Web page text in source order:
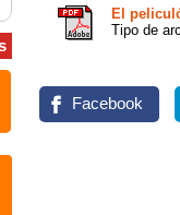
El
Tipo de
Facebook